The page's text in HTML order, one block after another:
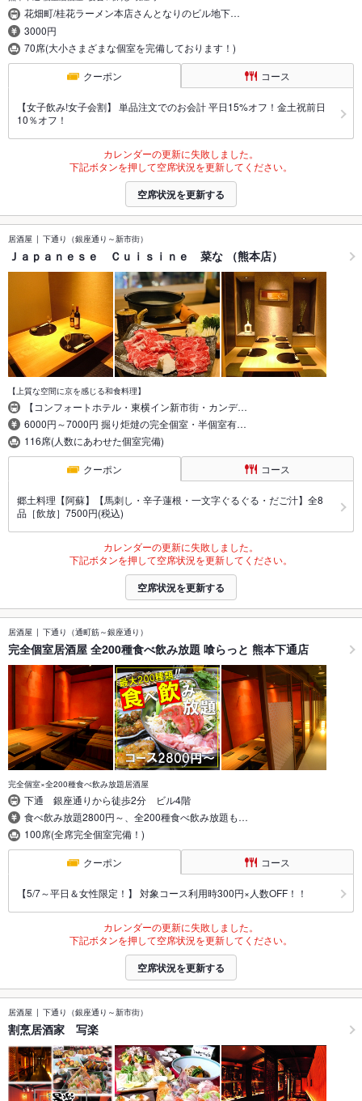
花畑町/桂花ラーメン本店さんとなりのビル地下…
3000円
70席(大小さまざまな個室を完備しております！)
クーポン コース
【女子飲み!女子会割】 単品注文でのお会計 平日15%オフ！金土祝前日
10％オフ！
カレンダーの更新に失敗しました。
下記ボタンを押して空席状況を更新してください。
空席状況を更新する
居酒屋 下通り（銀座通り～新市街）
Ｊａｐａｎｅｓｅ Ｃｕｉｓｉｎｅ 菜な （熊本店）
【上質な空間に京を感じる和食料理】
【コンフォートホテル・東横イン新市街・カンデ…
6000円～7000円 掘り炬燵の完全個室・半個室有…
116席(人数にあわせた個室完備)
クーポン コース
郷土料理【阿蘇】【馬刺し・辛子蓮根・一文字ぐるぐる・だご汁】全8
品［飲放］7500円(税込)
カレンダーの更新に失敗しました。
下記ボタンを押して空席状況を更新してください。
空席状況を更新する
居酒屋 下通り（通町筋～銀座通り）
完全個室居酒屋 全200種食べ飲み放題 喰らっと 熊本下通店
完全個室×全200種食べ飲み放題居酒屋
下通 銀座通りから徒歩2分 ビル4階
食べ飲み放題2800円～、全200種食べ飲み放題も…
100席(全席完全個室完備！)
クーポン コース
【5/7～平日＆女性限定！】 対象コース利用時300円×人数OFF！！
カレンダーの更新に失敗しました。
下記ボタンを押して空席状況を更新してください。
空席状況を更新する
居酒屋 下通り（銀座通り～新市街）
割烹居酒家 写楽